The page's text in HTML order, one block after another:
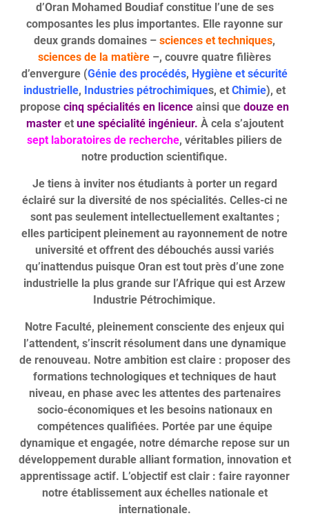
d’Oran Mohamed Boudiaf constitue l’une de ses
composantes les plus importantes. Elle rayonne sur
deux grands domaines – sciences et techniques,
sciences de la matière –, couvre quatre filières
d’envergure (Génie des procédés, Hygiène et sécurité
industrielle, Industries pétrochimiques, et Chimie), et
propose cinq spécialités en licence ainsi que douze en
masteret une spécialité ingénieur. À cela s’ajoutent
sept laboratoires de recherche, véritables piliers de
notre production scientifique.
Je tiens à inviter nos étudiants à porter un regard
éclairé sur la diversité de nos spécialités. Celles-ci ne
sont pas seulement intellectuellement exaltantes ;
elles participent pleinement au rayonnement de notre
université et offrent des débouchés aussi variés
qu’inattendus puisque Oran est tout près d’une zone
industrielle la plus grande sur l’Afrique qui est Arzew
Industrie Pétrochimique.
Notre Faculté, pleinement consciente des enjeux qui
l’attendent, s’inscrit résolument dans une dynamique
de renouveau. Notre ambition est claire : proposer des
formations technologiques et techniques de haut
niveau, en phase avec les attentes des partenaires
socio-économiques et les besoins nationaux en
compétences qualifiées. Portée par une équipe
dynamique et engagée, notre démarche repose sur un
développement durable alliant formation, innovation et
apprentissage actif. L’objectif est clair : faire rayonner
notre établissement aux échelles nationale et
internationale.